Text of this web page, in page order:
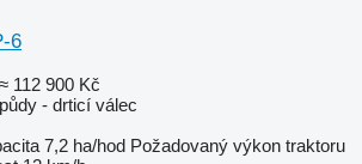
6
≈ 112 900 Kč
- drticí válec
7,2 ha/hod Požadovaný výkon traktoru